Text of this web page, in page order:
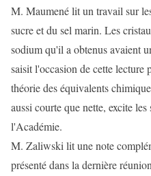
M. Maumené lit un travail sur
sucre et du sel marin. Les
sodium qu'il a obtenus avaient
saisit l'occasion de cette lecture
théorie des équivalents
aussi courte que nette, excite
l'Académie.
M. Zaliwski lit une note
présenté dans la dernière